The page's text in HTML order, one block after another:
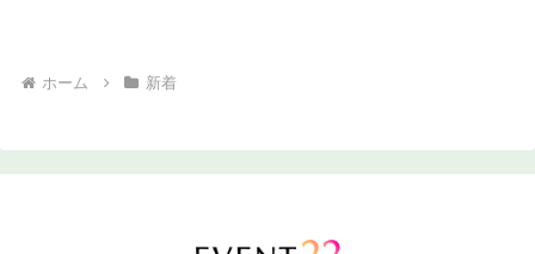
ホーム 新着